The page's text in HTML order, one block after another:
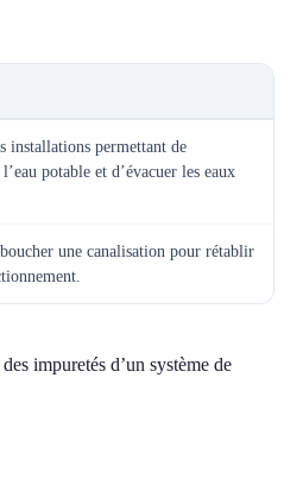
installations permettant de
potable et d’évacuer les eaux
une canalisation pour rétablir
impuretés d’un système de